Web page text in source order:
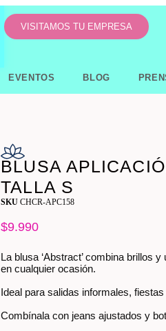
VISITAMOS TU EMPRESA
EVENTOS BLOG
BLUSA
TALLA S
SKUCHCR-APC158
$9.990
La blusa ‘Abstract’ combina brillos
en cualquier ocasión.
Ideal para salidas informales,
Combínala con jeans ajustados y